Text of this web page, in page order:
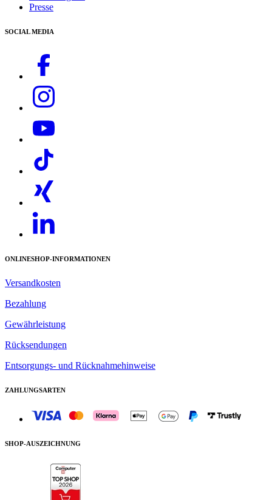
Presse
SOCIAL MEDIA
ONLINESHOP-INFORMATIONEN
Versandkosten
Bezahlung
Gewährleistung
Rücksendungen
Entsorgungs- und Rücknahmehinweise
ZAHLUNGSARTEN
SHOP-AUSZEICHNUNG